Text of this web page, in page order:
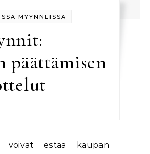
MYYNNEISSÄ
päättämisen
voivat estää kaupan